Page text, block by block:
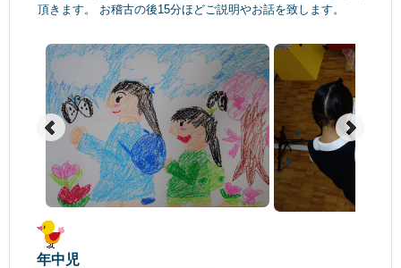
頂きます。 お稽古の後15分ほどご説明やお話を致します。
年中児